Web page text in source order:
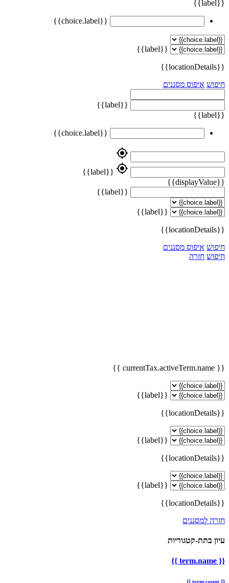
{{label}}
{{choice.label}}
{{label}}
{{locationDetails}}
חיפוש איפוס מסננים
{{label}}
{{label}}
{{choice.label}}
my_location
my_location
{{label}}
{{displayValue}}
{{label}}
{{label}}
{{locationDetails}}
חיפוש איפוס מסננים
חיפוש חזרה
{{ currentTax.activeTerm.name }}
{{label}}
{{locationDetails}}
{{label}}
{{locationDetails}}
{{label}}
{{locationDetails}}
חזרה למסננים
עיון בתת-קטגוריות
{{ term.name }}
{{ term.count }}